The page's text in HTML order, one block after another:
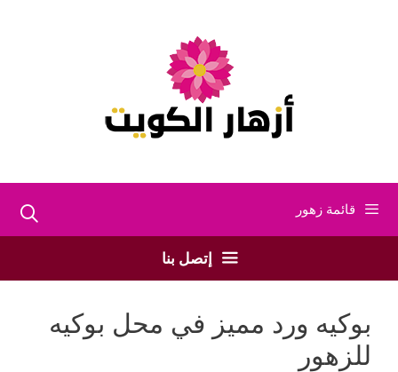
قائمة زهور
إتصل بنا
بوكيه ورد مميز في محل بوكيه
للزهور